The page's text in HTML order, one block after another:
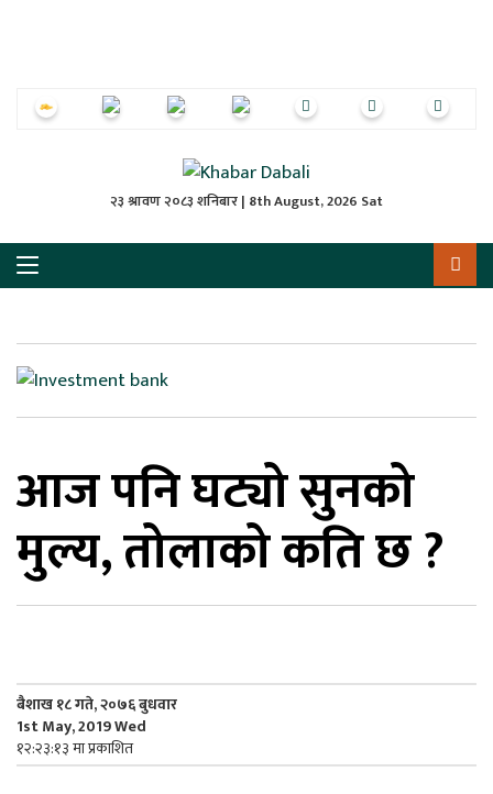
२३ श्रावण २०८३ शनिबार | 8th August, 2026 Sat
आज पनि घट्यो सुनको
मुल्य, तोलाको कति छ ?
बैशाख १८ गते, २०७६ बुधवार
1st May, 2019 Wed
१२:२३:१३ मा प्रकाशित